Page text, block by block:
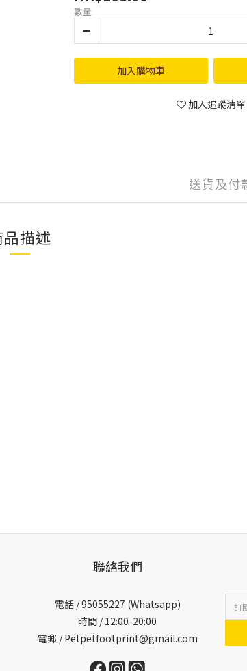
數量
加入購物車
加入追蹤清單
送貨及付
品描述
聯絡我們
電話 /95055227 (Whatsapp)
時間 / 12:00-20:00
電郵 / Petpetfootprint@gmail.com